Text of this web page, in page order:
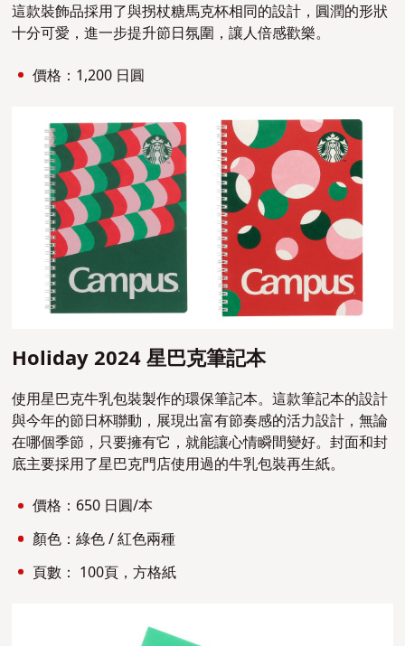
這款裝飾品採用了與拐杖糖馬克杯相同的設計，圓潤的形狀
十分可愛，進一步提升節日氛圍，讓人倍感歡樂。
價格：1,200 日圓
Holiday 2024 星巴克筆記本
使用星巴克牛乳包裝製作的環保筆記本。這款筆記本的設計
與今年的節日杯聯動，展現出富有節奏感的活力設計，無論
在哪個季節，只要擁有它，就能讓心情瞬間變好。封面和封
底主要採用了星巴克門店使用過的牛乳包裝再生紙。
價格：650 日圓/本
顏色：綠色 / 紅色兩種
頁數： 100頁，方格紙